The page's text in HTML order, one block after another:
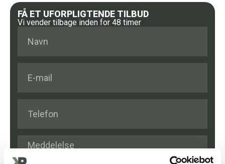
FÅ ET UFORPLIGTENDE TILBUD
Vi vender tilbage inden for 48 timer